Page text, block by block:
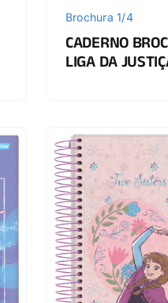
Brochura 1/4
CADERNO
LIGA DA